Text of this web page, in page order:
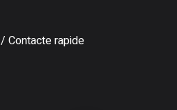
/ Contacte rapide